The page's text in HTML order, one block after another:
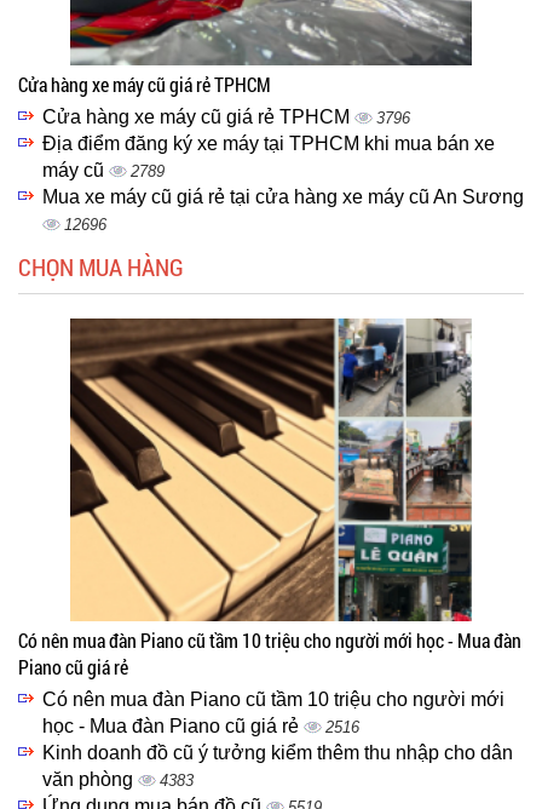
Cửa hàng xe máy cũ giá rẻ TPHCM
Cửa hàng xe máy cũ giá rẻ TPHCM 3796
Địa điểm đăng ký xe máy tại TPHCM khi mua bán xe
máy cũ
2789
Mua xe máy cũ giá rẻ tại cửa hàng xe máy cũ An Sương
12696
CHỌN MUA HÀNG
Có nên mua đàn Piano cũ tầm 10 triệu cho người mới học - Mua đàn
Piano cũ giá rẻ
Có nên mua đàn Piano cũ tầm 10 triệu cho người mới
học - Mua đàn Piano cũ giá rẻ
2516
Kinh doanh đồ cũ ý tưởng kiểm thêm thu nhập cho dân
văn phòng
4383